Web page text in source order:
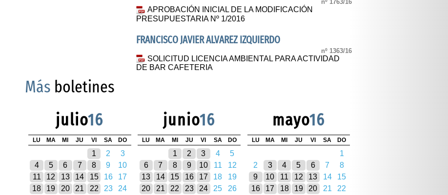
nº 1763/16
APROBACIÓN INICIAL DE LA MODIFICACIÓN
PRESUPUESTARIA Nº 1/2016
FRANCISCO JAVIER ALVAREZ IZQUIERDO
nº 1363/16
SOLICITUD LICENCIA AMBIENTAL PARA ACTIVIDAD
DE BAR CAFETERIA
Más boletines
julio16
LU MA MI JU VI SA DO
1 2
3
4
5 6 7 8 9
10
11
12 13 14 15 16
17
18
19 20 21 22 23
24
junio16
LU MA MI JU VI SA DO
1 2 3 4
5
6
7 8 9 10 11
12
13
14 15 16 17 18
19
20
21 22 23 24 25
26
mayo16
LU MA MI JU VI SA DO
1
2
3 4 5 6 7
8
9
10 11 12 13 14
15
16
17 18 19 20 21
22